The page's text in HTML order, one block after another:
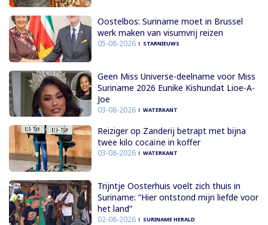
Oostelbos: Suriname moet in Brussel
werk maken van visumvrij reizen
05-08-2026 STARNIEUWS
Geen Miss Universe-deelname voor Miss
Suriname 2026 Eunike Kishundat Lioe-A-
Joe
03-08-2026 WATERKANT
Reiziger op Zanderij betrapt met bijna
twee kilo cocaïne in koffer
03-08-2026 WATERKANT
Trijntje Oosterhuis voelt zich thuis in
Suriname: “Hier ontstond mijn liefde voor
het land”
02-08-2026 SURINAME HERALD